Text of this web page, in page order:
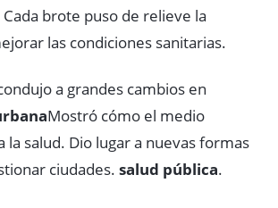
brote puso de relieve la
las condiciones sanitarias.
a grandes cambios en
Mostró cómo el medio
la salud. Dio lugar a nuevas formas
ciudades. salud pública.